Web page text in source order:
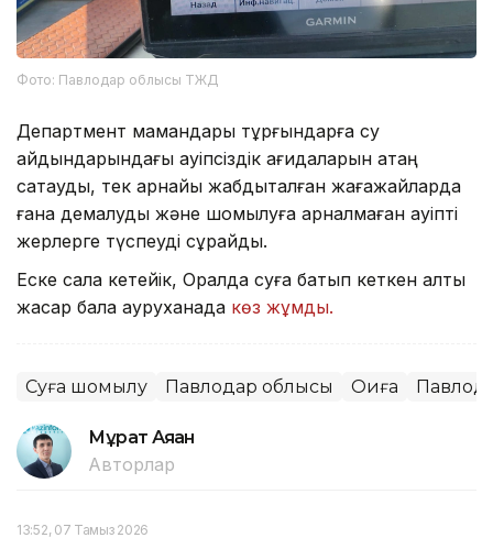
Фото: Павлодар облысы ТЖД
Департмент мамандары тұрғындарға су
айдындарындағы қауіпсіздік қағидаларын қатаң
сақтауды, тек арнайы жабдықталған жағажайларда
ғана демалуды және шомылуға арналмаған қауіпті
жерлерге түспеуді сұрайды.
Еске сала кетейік, Оралда суға батып кеткен алты
жасар бала ауруханада көз жұмды.
Суға шомылу Павлодар облысы Оқиға
Мұрат Аяған
Авторлар
13:52, 07 Тамыз 2026